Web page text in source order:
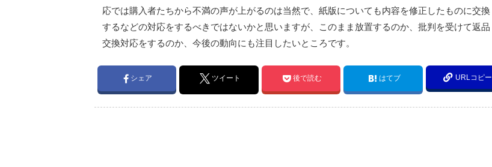
応では購入者たちから不満の声が上がるのは当然で、紙版についても内容を修正したものに交換
するなどの対応をするべきではないかと思いますが、このまま放置するのか、批判を受けて返品
交換対応をするのか、今後の動向にも注目したいところです。
シェア ツイート 後で読む はてブ URLコピー